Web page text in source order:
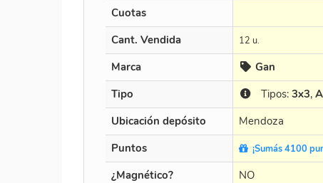
Cuotas
Cant. Vendida 12 u.
Marca Gan
Tipo
Tipos: 3x3,
Ubicación depósito
Mendoza
Puntos
¡Sumás 4100
¿Magnético? NO